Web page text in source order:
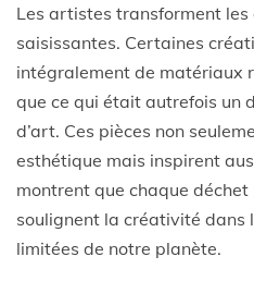
Les artistes transforment les
saisissantes. Certaines
intégralement de matériaux
que ce qui était autrefois un
d’art. Ces pièces non
esthétique mais inspirent
montrent que chaque
soulignent la créativité dans
limitées de notre planète.